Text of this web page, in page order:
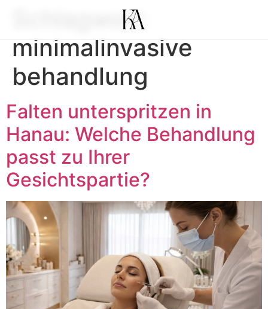
Schlagwort:
minimalinvasive
behandlung
Falten unterspritzen in
Hanau: Welche Behandlung
passt zu Ihrer
Gesichtspartie?